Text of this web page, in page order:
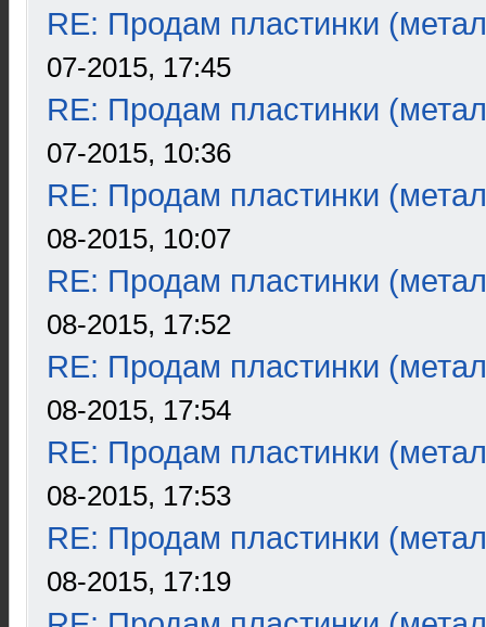
RE: Продам пластинки
07-2015, 17:45
RE: Продам пластинки
07-2015, 10:36
RE: Продам пластинки
08-2015, 10:07
RE: Продам пластинки
08-2015, 17:52
RE: Продам пластинки
08-2015, 17:54
RE: Продам пластинки
08-2015, 17:53
RE: Продам пластинки
08-2015, 17:19